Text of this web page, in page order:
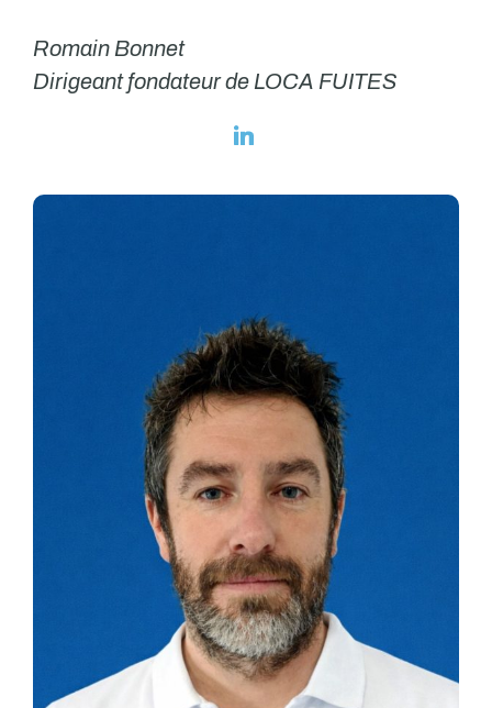
Romain Bonnet
Dirigeant fondateur de LOCA FUITES